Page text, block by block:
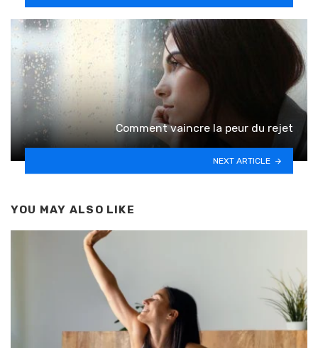
Comment vaincre la peur du rejet
NEXT ARTICLE
YOU MAY ALSO LIKE